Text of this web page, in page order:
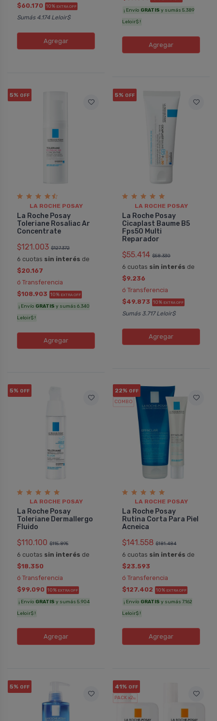
$60.170 10% EXTRA OFF
Sumás 4.174 Leloir$
Agregar
¡ Envío GRATIS y sumás 5.389
Leloir$ !
Agregar
5% OFF
LA ROCHE POSAY
La Roche Posay
Toleriane Rosaliac Ar
Concentrate
$121.003 $127.372
6 cuotas sin interés de
$20.167
ó Transferencia
$108.903 10% EXTRA OFF
¡ Envío GRATIS y sumás 6.340
Leloir$ !
Agregar
5% OFF
LA ROCHE POSAY
La Roche Posay
Cicaplast Baume B5
Fps50 Multi
Reparador
$55.414 $58.330
6 cuotas sin interés de
$9.236
ó Transferencia
$49.873 10% EXTRA OFF
Sumás 3.717 Leloir$
Agregar
5% OFF
LA ROCHE POSAY
La Roche Posay
Toleriane Dermallergo
Fluido
$110.100 $115.895
6 cuotas sin interés de
$18.350
ó Transferencia
$99.090 10% EXTRA OFF
¡ Envío GRATIS y sumás 5.904
Leloir$ !
Agregar
22% OFF
COMBO
LA ROCHE POSAY
La Roche Posay
Rutina Corta Para Piel
Acneica
$141.558 $181.484
6 cuotas sin interés de
$23.593
ó Transferencia
$127.402 10% EXTRA OFF
¡ Envío GRATIS y sumás 7.162
Leloir$ !
Agregar
5% OFF 41% OFF
PACK x2u.